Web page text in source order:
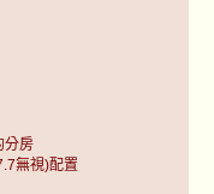
分房
無視)配置